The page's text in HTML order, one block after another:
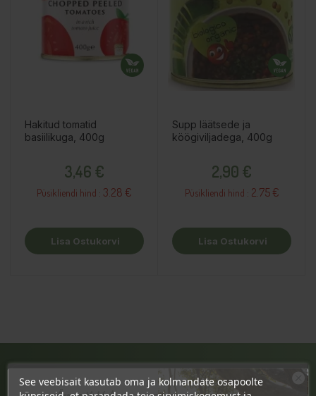
Hakitud tomatid
basiilikuga, 400g
3,46 €
Püsikliendi hind : 3.28 €
Lisa Ostukorvi
Supp läätsede ja
köögiviljadega, 400g
2,90 €
Püsikliendi hind : 2.75 €
Lisa Ostukorvi
JÄRVE KESKUS
See veebisait kasutab oma ja kolmandate osapoolte